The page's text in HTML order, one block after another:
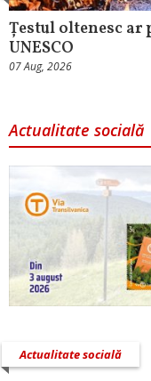
Țestul oltenesc
UNESCO
07 Aug, 2026
Actualitate socială
Actualitate socială